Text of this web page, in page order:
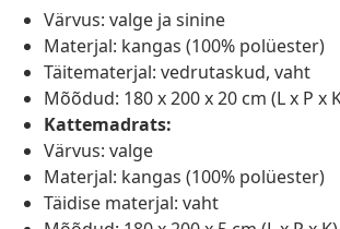
Värvus: valge ja sinine
Materjal: kangas (100% polüester)
Täitematerjal: vedrutaskud, vaht
Mõõdud: 180 x 200 x 20 cm (L x P x
Kattemadrats:
Värvus: valge
Materjal: kangas (100% polüester)
Täidise materjal: vaht